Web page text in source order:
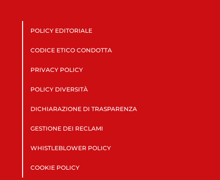
POLICY EDITORIALE
CODICE ETICO CONDOTTA
PRIVACY POLICY
POLICY DIVERSITÀ
DICHIARAZIONE DI TRASPARENZA
GESTIONE DEI RECLAMI
WHISTLEBLOWER POLICY
COOKIE POLICY